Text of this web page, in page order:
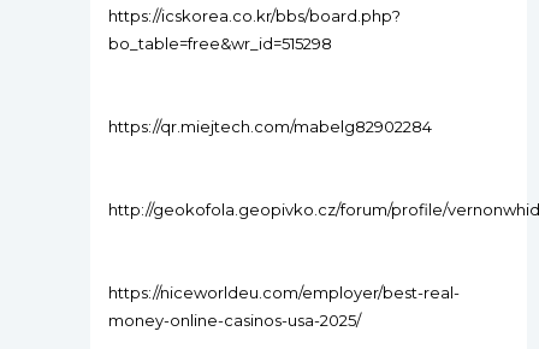
https://icskorea.co.kr/bbs/board.php?
bo_table=free&wr_id=515298
https://qr.miejtech.com/mabelg82902284
http://geokofola.geopivko.cz/forum/profile/
https://niceworldeu.com/employer/best-real-
money-online-casinos-usa-2025/